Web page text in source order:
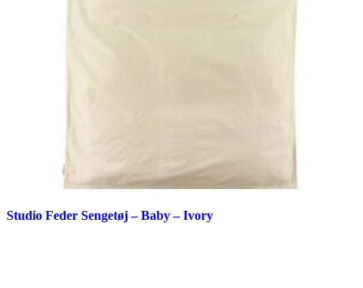
Studio Feder Sengetøj – Baby – Ivory